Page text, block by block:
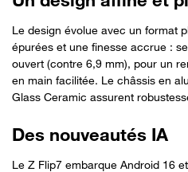
Le design évolue avec un format
épurées et une finesse accrue :
ouvert (contre 6,9 mm), pour un
en main facilitée. Le châssis en
Glass Ceramic assurent
Des nouveautés IA
Le Z Flip7 embarque Android 16